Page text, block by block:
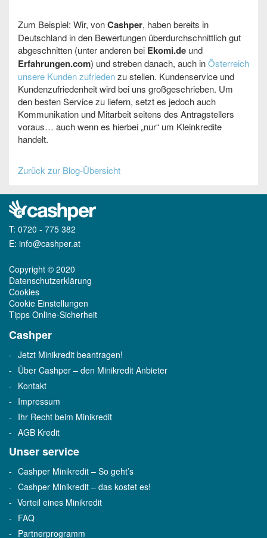
Zum Beispiel: Wir, vonCashper, haben bereits in
Deutschland in den Bewertungen überdurchschnittlich gut
abgeschnitten (unter anderen bei Ekomi.de und
Erfahrungen.com) und streben danach, auch inÖsterreich
unsere Kunden zufriedenzu stellen. Kundenservice und
Kundenzufriedenheit wird bei uns großgeschrieben. Um
den besten Service zu liefern, setzt es jedoch auch
Kommunikation und Mitarbeit seitens des Antragstellers
voraus… auch wenn es hierbei „nur“ um Kleinkredite
handelt.
Zurück zur Blog-Übersicht
T: 0720 - 775 382
E: info@cashper.at
Copyright © 2020
Datenschutzerklärung
Cookies
Cookie Einstellungen
Tipps Online-Sicherheit
Cashper
Jetzt Minikredit beantragen!
Über Cashper – den Minikredit Anbieter
Kontakt
Impressum
Ihr Recht beim Minikredit
AGB Kredit
Unser service
Cashper Minikredit – So geht’s
Cashper Minikredit – das kostet es!
Vorteil eines Minikredit
FAQ
Partnerprogramm